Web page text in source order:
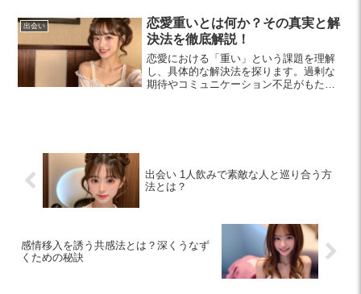
出会い
恋愛重いとは何か？その真実と解
決法を徹底解説！
恋愛における「重い」という課題を理解
し、具体的な解決法を探ります。過剰な
期待やコミュニケーション不足がもたら
出会い 1人飲みで素敵な人と巡り合う方
法とは？
感情移入を誘う共感法とは？深くうなず
くための秘訣